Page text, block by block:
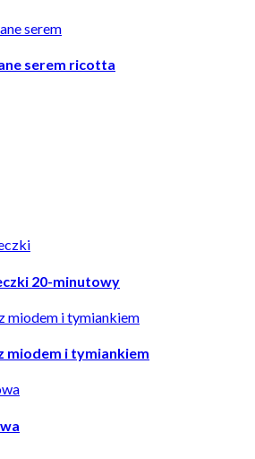
serem ricotta
20-minutowy
miodem i tymiankiem